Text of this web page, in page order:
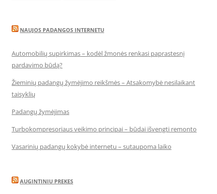
NAUJOS PADANGOS INTERNETU
Automobilių supirkimas – kodėl žmonės renkasi paprastesnį
pardavimo būdą?
Žieminių padangų žymėjimo reikšmės – Atsakomybė nesilaikant
taisyklių
Padangų žymėjimas
Turbokompresoriaus veikimo principai – būdai išvengti remonto
Vasarinių padangų kokybė internetu – sutaupoma laiko
AUGINTINIU PREKES